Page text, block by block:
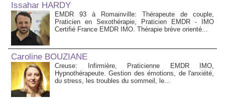
Issahar HARDY
EMDR 93 à Romainville: Thérapeute de couple,
Praticien en Sexothérapie, Praticien EMDR - IMO
Certifié France EMDR IMO. Thérapie brève orienté...
Caroline BOUZIANE
Creuse: Infirmière, Praticienne EMDR IMO,
Hypnothérapeute. Gestion des émotions, de l'anxiété,
du stress, les troubles du sommeil, le...